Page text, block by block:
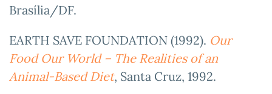
Brasília/DF.
EARTH SAVE FOUNDATION (1992). Our
Food Our World – The Realities of an
Animal-Based Diet, Santa Cruz, 1992.